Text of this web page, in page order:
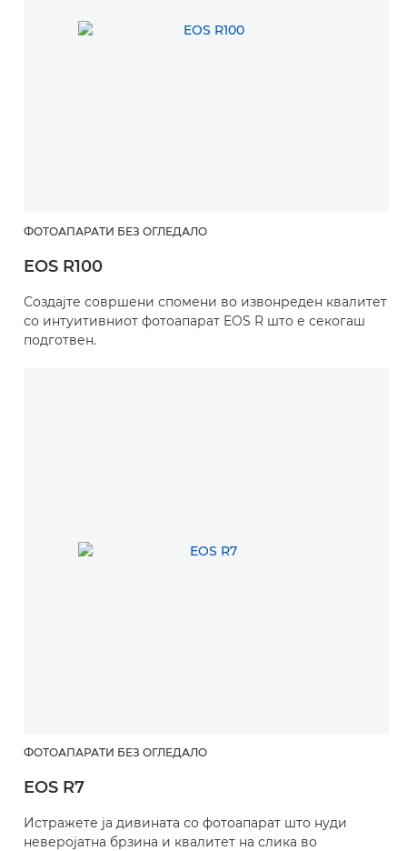
ФОТОАПАРАТИ БЕЗ ОГЛЕДАЛО
EOS R100
Создајте совршени спомени во извонреден квалитет
со интуитивниот фотоапарат EOS R што е секогаш
подготвен.
ФОТОАПАРАТИ БЕЗ ОГЛЕДАЛО
EOS R7
Истражете ја дивината со фотоапарат што нуди
неверојатна брзина и квалитет на слика во